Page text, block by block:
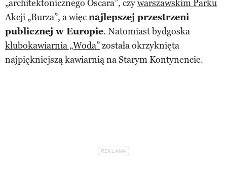
„architektonicznego Oscara”, czywarszawskim Parku
Akcji „Burza”, a więcnajlepszej przestrzeni
publicznej w Europie. Natomiast bydgoska
klubokawiarnia „Woda”została okrzyknięta
najpiękniejszą kawiarnią na Starym Kontynencie.